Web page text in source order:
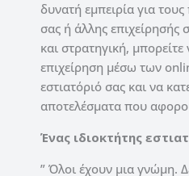
δυνατή εμπειρία για
σας ή άλλης
και στρατηγική,
επιχείρηση μέσω των
εστιατόριό σας και να
αποτελέσματα που
Ένας ιδιοκτήτης
” Όλοι έχουν μια γνώμη.